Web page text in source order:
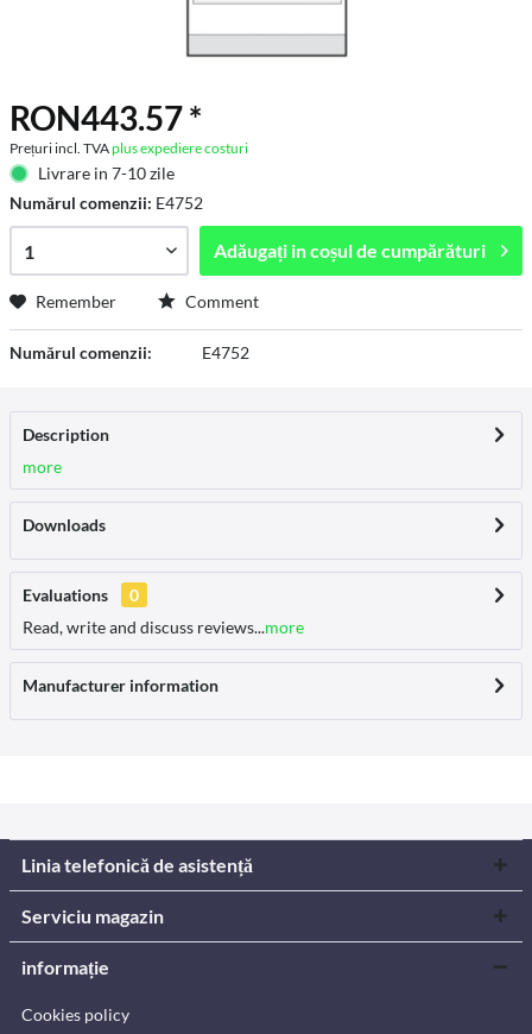
RON443.57 *
Prețuri incl. TVAplus expediere costuri
Livrare in 7-10 zile
Numărul comenzii: E4752
Adăugați incoșul de cumpărături
Remember Comment
Numărul comenzii: E4752
Description
more
Downloads
Evaluations
0
Read, write and discuss reviews...more
Manufacturer information
Linia telefonică de asistență
Serviciu magazin
informație
Cookies policy